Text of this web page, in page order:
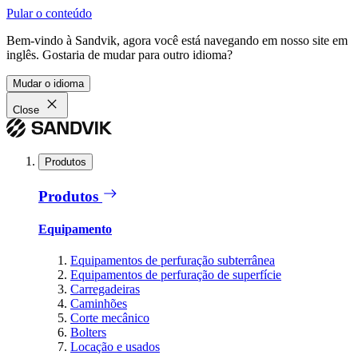
Pular o conteúdo
Bem-vindo à Sandvik, agora você está navegando em nosso site em
inglês. Gostaria de mudar para outro idioma?
Mudar o idioma
Close
Produtos
Produtos
Equipamento
Equipamentos de perfuração subterrânea
Equipamentos de perfuração de superfície
Carregadeiras
Caminhões
Corte mecânico
Bolters
Locação e usados